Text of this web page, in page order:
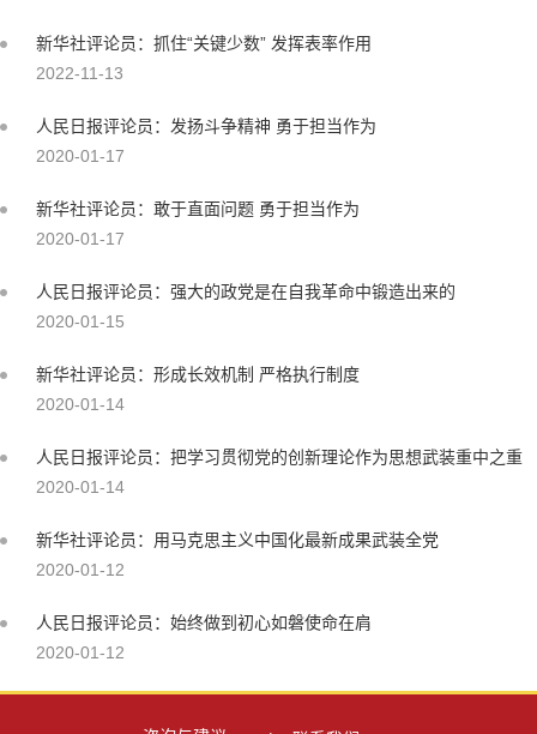
新华社评论员：抓住“关键少数” 发挥表率作用
2022-11-13
人民日报评论员：发扬斗争精神 勇于担当作为
2020-01-17
新华社评论员：敢于直面问题 勇于担当作为
2020-01-17
人民日报评论员：强大的政党是在自我革命中锻造出来的
2020-01-15
新华社评论员：形成长效机制 严格执行制度
2020-01-14
人民日报评论员：把学习贯彻党的创新理论作为思想武装重中之重
2020-01-14
新华社评论员：用马克思主义中国化最新成果武装全党
2020-01-12
人民日报评论员：始终做到初心如磐使命在肩
2020-01-12